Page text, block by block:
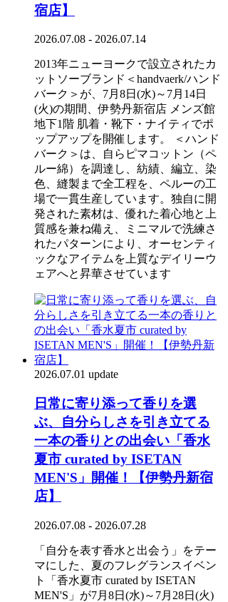
宿店】
2026.07.08 - 2026.07.14
2013年ニューヨークで設立されたカ
ットソーブランド＜handvaerk/ハンド
バーク＞が、7月8日(水)～7月14日
(火)の期間、伊勢丹新宿店 メンズ館
地下1階 肌着・靴下・ナイティでポ
ップアップを開催します。 ＜ハンド
バーク＞は、自らピマコットン（ペ
ルー綿）を調達し、紡績、編立、染
色、縫製まで全工程を、ペルーの工
場で一貫生産しています。独自に開
発された素材は、優れた着心地と上
質感を兼ね備え、ミニマルで洗練さ
れたパターンにより、オーセンティ
ックなアイテムを上質なデイリーウ
ェアへと昇華させています
2026.07.01 update
日常に寄り添って香りを選
ぶ、自分らしさを引き立てる
一本の香りとの出会い「香水
夏市 curated by ISETAN
MEN'S」開催！【伊勢丹新宿
店】
2026.07.08 - 2026.07.28
「自分を表す香水と出会う」をテー
マにした、夏のフレグランスイベン
ト「香水夏市 curated by ISETAN
MEN'S」が7月8日(水)～7月28日(火)